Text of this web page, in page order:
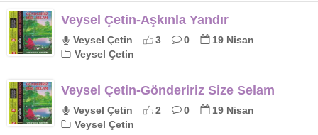
Veysel Çetin-Aşkınla Yandır
Veysel Çetin 3 0
19 Nisan
Veysel Çetin
Veysel Çetin-Göndeririz Size Selam
Veysel Çetin 2 0
19 Nisan
Veysel Çetin